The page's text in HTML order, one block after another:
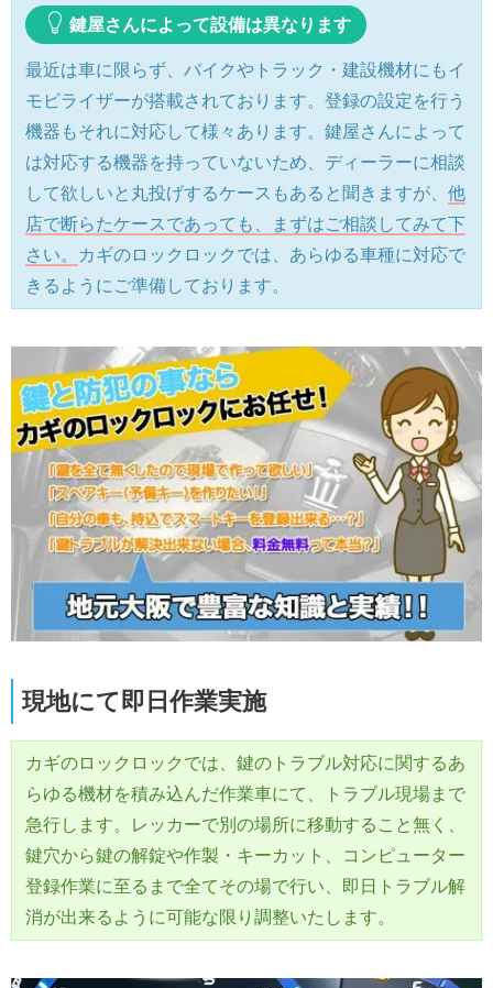
鍵屋さんによって設備は異なります
最近は車に限らず、バイクやトラック・建設機材にもイ
モビライザーが搭載されております。登録の設定を行う
機器もそれに対応して様々あります。鍵屋さんによって
は対応する機器を持っていないため、ディーラーに相談
して欲しいと丸投げするケースもあると聞きますが、 他
店で断らたケースであっても、まずはご相談してみて下
さい。
カギのロックロックでは、あらゆる車種に対応で
きるようにご準備しております。
現地にて即日作業実施
カギのロックロックでは、鍵のトラブル対応に関するあ
らゆる機材を積み込んだ作業車にて、トラブル現場まで
急行します。レッカーで別の場所に移動すること無く、
鍵穴から鍵の解錠や作製・キーカット、コンピューター
登録作業に至るまで全てその場で行い、即日トラブル解
消が出来るように可能な限り調整いたします。